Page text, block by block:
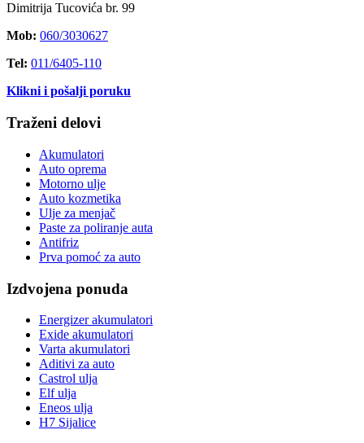
Dimitrija Tucovića br. 99
Mob: 060/3030627
Tel: 011/6405-110
Klikni i pošalji poruku
Traženi delovi
Akumulatori
Auto oprema
Motorno ulje
Auto kozmetika
Ulje za menjač
Paste za poliranje auta
Antifriz
Prva pomoć za auto
Izdvojena ponuda
Energizer akumulatori
Exide akumulatori
Varta akumulatori
Aditivi za auto
Castrol ulja
Elf ulja
Eneos ulja
H7 Sijalice